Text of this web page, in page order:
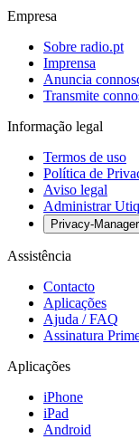
Empresa
Sobre radio.pt
Imprensa
Anuncia
Transmite
Informação legal
Termos de uso
Política de
Aviso legal
Administrar Utiq
Privacy-Manager
Assistência
Contacto
Aplicações
Ajuda / FAQ
Assinatura
Aplicações
iPhone
iPad
Android